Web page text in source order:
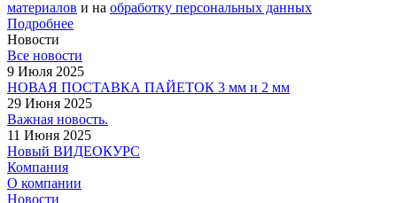
материалов и на обработку персональных данных
Подробнее
Новости
Все новости
9 Июля 2025
НОВАЯ ПОСТАВКА ПАЙЕТОК 3 мм и 2 мм
29 Июня 2025
Важная новость.
11 Июня 2025
Новый ВИДЕОКУРС
Компания
О компании
Новости